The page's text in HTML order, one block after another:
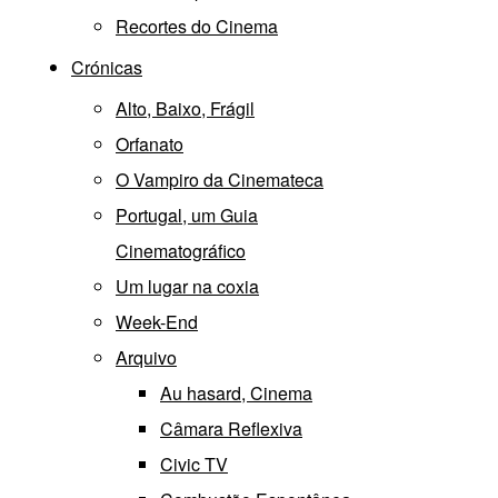
Recortes do Cinema
Crónicas
Alto, Baixo, Frágil
Orfanato
O Vampiro da Cinemateca
Portugal, um Guia
Cinematográfico
Um lugar na coxia
Week-End
Arquivo
Au hasard, Cinema
Câmara Reflexiva
Civic TV